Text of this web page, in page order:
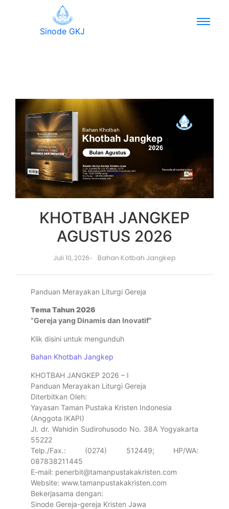
Sinode GKJ
KHOTBAH JANGKEP
AGUSTUS 2026
Juli 10, 2026- Bahan Kotbah Jangkep
Panduan Merayakan Liturgi Gereja
Tema Tahun 2026
“Gereja yang Dinamis dan Inovatif”
Klik disini untuk mengunduh
Bahan Khotbah Jangkep
KHOTBAH JANGKEP 2026 – I
Panduan Merayakan Liturgi Gereja
Diterbitkan Oleh:
Yayasan Taman Pustaka Kristen Indonesia
(Anggota IKAPI)
Jl. dr. Wahidin Sudirohusodo No. 38A Yogyakarta
55222
Telp./Fax.: (0274) 512449; HP/WA:
087838211445
E-mail: penerbit@tamanpustakakristen.com
Website: www.tamanpustakakristen.com
Bekerjasama dengan:
Sinode Gereja-gereja Kristen Jawa